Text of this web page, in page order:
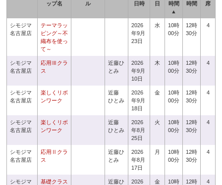
ップ名
ル
日時
日
時間
▲
時間
席
シモジマ
名古屋店
テーマラッ
ピング～不
織布を使っ
て～
2026
年9月
23日
水
10時
00分
12時
30分
4
シモジマ
名古屋店
応用Ⅲクラ
ス
近藤ひ
とみ
2026
年9月
10日
木
10時
00分
12時
30分
4
シモジマ
名古屋店
楽しくリボ
ンワーク
近藤
ひとみ
2026
年9月
18日
金
10時
00分
12時
30分
4
シモジマ
名古屋店
楽しくリボ
ンワーク
近藤
ひとみ
2026
年8月
25日
火
10時
00分
12時
30分
4
シモジマ
名古屋店
応用Ⅱクラ
ス
近藤ひ
とみ
2026
年8月
17日
月
10時
00分
12時
30分
4
シモジマ
基礎クラス
近藤ひ
2026
金
10時
12時
4